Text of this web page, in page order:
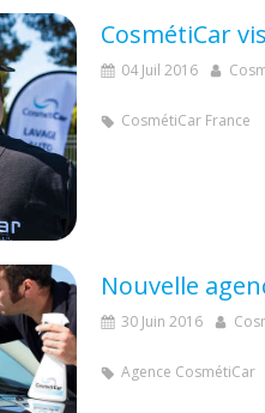
CosmétiCar
04 Juil 2016
CosmétiCar France
Nouvelle
30 Juin 2016
Agence CosmétiCar